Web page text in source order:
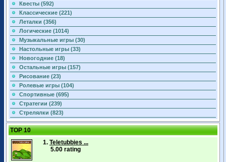
Квесты (592)
Классические (221)
Леталки (356)
Логические (1014)
Музыкальные игры (30)
Настольные игры (33)
Новогодние (18)
Остальные игры (157)
Рисование (23)
Ролевые игры (104)
Спортивные (695)
Стратегии (239)
Стрелялки (823)
TOP 10
1. Teletubbies ...
5.00 rating